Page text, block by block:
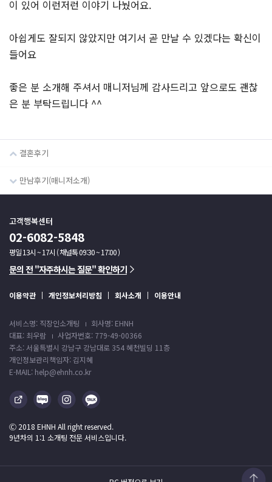
이 있어 이런저런 이야기 나눴어요.
아쉽게도 잘되지 않았지만 여기서 곧 만날 수 있겠다는 확신이
들어요
좋은 분 소개해 주셔서 매니저님께 감사드리고 앞으로도 괜찮
은 분 부탁드립니다 ^^
결혼후기
만남후기(매니저소개)
고객행복센터
02-6082-5848
평일 13시 ~ 17시 ( 채널톡 09:30 ~ 17:00 )
문의 전 "자주하시는 질문" 확인하기
이용약관 개인정보처리방침 회사소개 이용안내
서비스명: 직장인소개팅
회사명: EHNH
대표: 최우람
사업자번호: 779-49-00366
주소: 서울특별시 강남구 강남대로 354 혜천빌딩 11층
개인정보관리책임자: 김지혜
E-MAIL: help@ehnh.co.kr
Ⓒ 2018 EHNH All right reserved.
9년차의 1:1 소개팅 전문 서비스입니다.